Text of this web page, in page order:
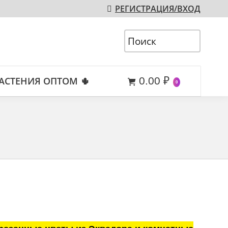
РЕГИСТРАЦИЯ/ВХОД
ОПТОМ 🌵 0.00 ₽ 0